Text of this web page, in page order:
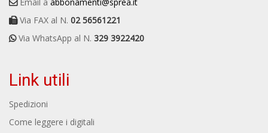
Via FAX al N. 02 56561221
Via WhatsApp al N. 329 3922420
Link utili
Spedizioni
Come leggere i digitali